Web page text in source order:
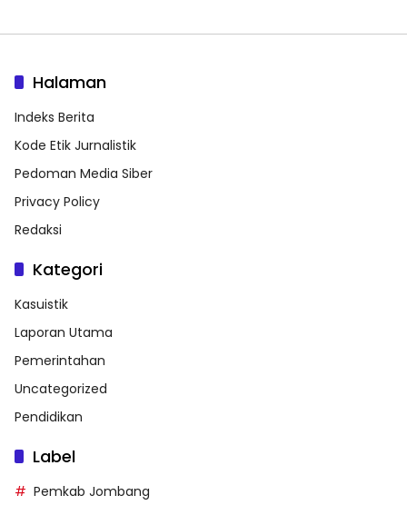
Halaman
Indeks Berita
Kode Etik Jurnalistik
Pedoman Media Siber
Privacy Policy
Redaksi
Kategori
Kasuistik
Laporan Utama
Pemerintahan
Uncategorized
Pendidikan
Label
Pemkab Jombang